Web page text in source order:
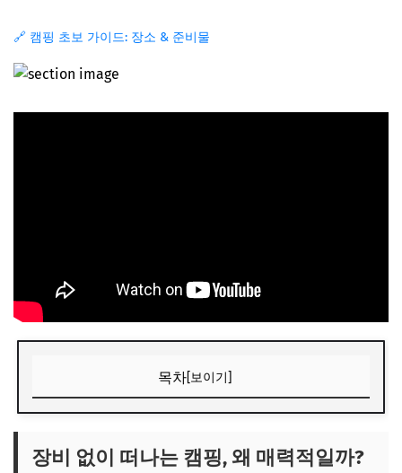
🔗 캠핑 초보 가이드: 장소 & 준비물
목차[보이기]
📌 지금 뜨는 꿀정보! 놓치지 마세요
장비 없이 떠나는 캠핑, 왜 매력적일까?